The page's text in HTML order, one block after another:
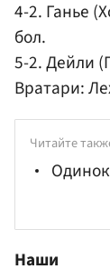
4-2. Ганье
бол.
5-2. Дейли
Вратари:
Читайте
Наши